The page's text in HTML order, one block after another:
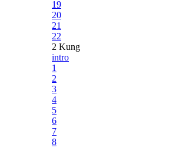
19
20
21
22
2 Kung
intro
1
2
3
4
5
6
7
8